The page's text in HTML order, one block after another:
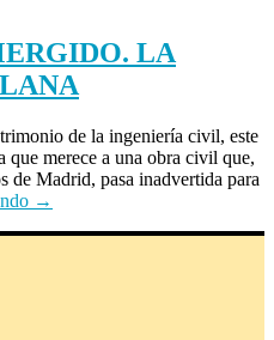
LA
de la ingeniería civil, este
que merece a una obra civil que,
de Madrid, pasa inadvertida para
→